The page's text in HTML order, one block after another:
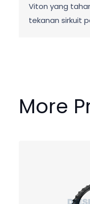
Viton yang
tekanan sirkuit
More